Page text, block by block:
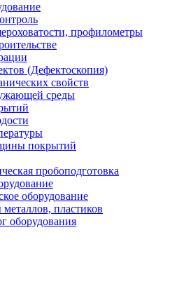
профилометры
(Дефектоскопия)
свойств
среды
покрытий
пробоподготовка
оборудование
пластиков
оборудования